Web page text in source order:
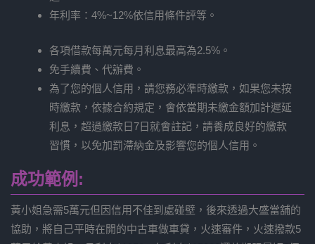
年利率：4%~12%依信用條件評等。
各項借款每萬元每月利息最高為2.5%。
免手續費、代辦費。
為了您的個人信用，請您務必準時繳款，如果您未按
時繳款，依據合約規定，會依當期未繳金額加計遲延
利息，超過繳款日7日就會註記，請養成良好的繳款
習慣，以免加罰滯納金及影響您的個人信用。
成功範例:
黃小姐急需5萬元但因信用不佳到處碰壁，後來透過大盛當舖的
協助，將自己平時在開的中古車做車貸，火速審件，火速撥款5